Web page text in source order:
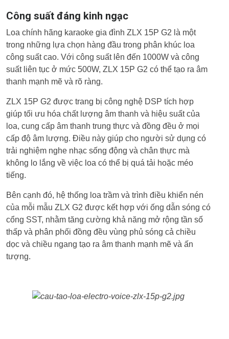
Công suất đáng kinh ngạc
Loa chính hãng karaoke gia đình ZLX 15P G2 là một
trong những lựa chọn hàng đầu trong phân khúc loa
công suất cao. Với công suất lên đến 1000W và công
suất liên tục ở mức 500W, ZLX 15P G2 có thể tạo ra âm
thanh mạnh mẽ và rõ ràng.
ZLX 15P G2 được trang bị công nghệ DSP tích hợp
giúp tối ưu hóa chất lượng âm thanh và hiệu suất của
loa, cung cấp âm thanh trung thực và đồng đều ở mọi
cấp độ âm lượng. Điều này giúp cho người sử dụng có
trải nghiệm nghe nhạc sống động và chân thực mà
không lo lắng về việc loa có thể bị quá tải hoặc méo
tiếng.
Bên cạnh đó, hệ thống loa trầm và trình điều khiển nén
của mỗi mẫu ZLX G2 được kết hợp với ống dẫn sóng có
cổng SST, nhằm tăng cường khả năng mở rộng tần số
thấp và phân phối đồng đều vùng phủ sóng cả chiều
dọc và chiều ngang tạo ra âm thanh mạnh mẽ và ấn
tượng.